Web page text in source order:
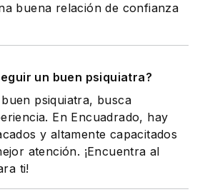
buena relación de confianza
un buen psiquiatra?
psiquiatra, busca
En Encuadrado, hay
y altamente capacitados
atención. ¡Encuentra al
ti!